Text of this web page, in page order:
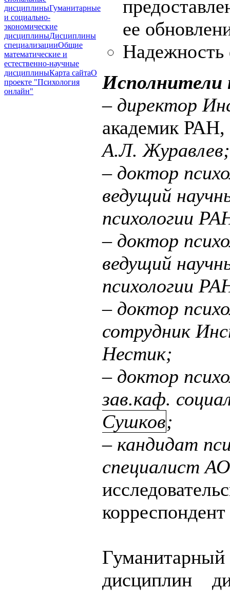
дисциплиныГуманитарные
и социально-
экономические
дисциплиныДисциплины
специализацииОбщие
математические и
естественно-научные
дисциплиныКарта сайтаО
проекте "Психология
онлайн"
ее
Надежность
Исполнители
– директор
академик РАН,
А.Л. Журавлев;
– доктор
ведущий
психологии
– доктор
ведущий
психологии
– доктор
сотрудник
Нестик;
– доктор
зав.каф.
Сушков;
– кандидат
специалист
дисциплин